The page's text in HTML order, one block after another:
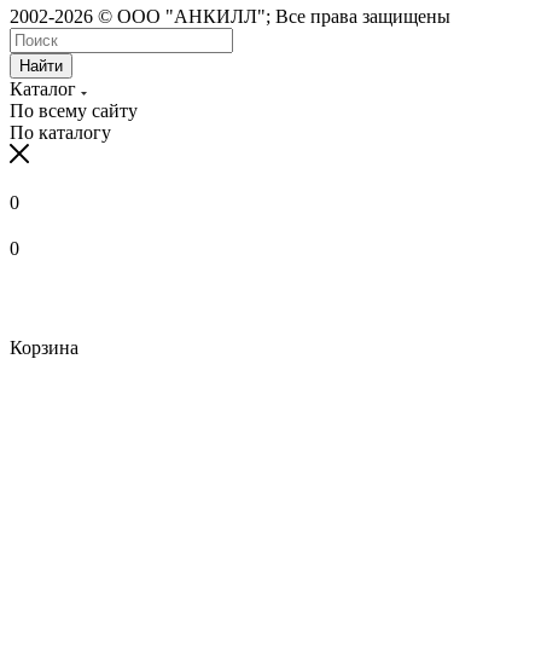
2002-2026 © ООО "АНКИЛЛ"; Все права защищены
Найти
Каталог
По всему сайту
По каталогу
0
0
Корзина